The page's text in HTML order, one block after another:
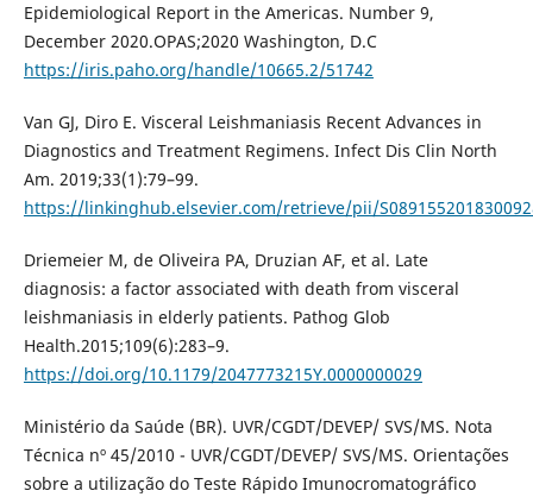
Epidemiological Report in the Americas. Number 9,
December 2020.OPAS;2020 Washington, D.C
https://iris.paho.org/handle/10665.2/51742
Van GJ, Diro E. Visceral Leishmaniasis Recent Advances in
Diagnostics and Treatment Regimens. Infect Dis Clin North
Am. 2019;33(1):79–99.
https://linkinghub.elsevier.com/retrieve/pii/
Driemeier M, de Oliveira PA, Druzian AF, et al. Late
diagnosis: a factor associated with death from visceral
leishmaniasis in elderly patients. Pathog Glob
Health.2015;109(6):283–9.
https://doi.org/10.1179/2047773215Y.0000000029
Ministério da Saúde (BR). UVR/CGDT/DEVEP/ SVS/MS. Nota
Técnica nº 45/2010 - UVR/CGDT/DEVEP/ SVS/MS. Orientações
sobre a utilização do Teste Rápido Imunocromatográfico